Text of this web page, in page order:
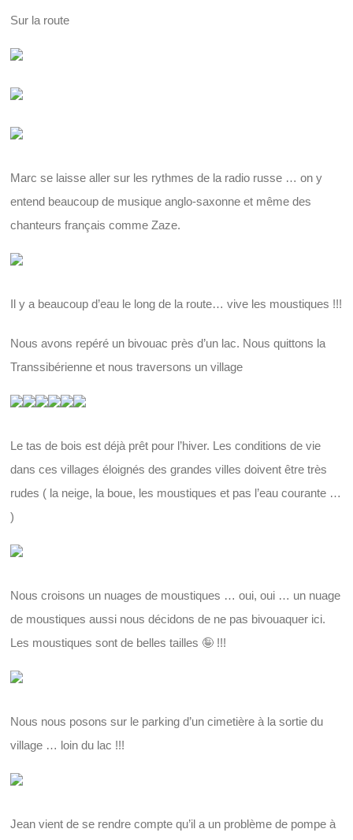
Sur la route
Marc se laisse aller sur les rythmes de la radio russe … on y
entend beaucoup de musique anglo-saxonne et même des
chanteurs français comme Zaze.
Il y a beaucoup d’eau le long de la route… vive les moustiques !!!
Nous avons repéré un bivouac près d’un lac. Nous quittons la
Transsibérienne et nous traversons un village
Le tas de bois est déjà prêt pour l’hiver. Les conditions de vie
dans ces villages éloignés des grandes villes doivent être très
rudes ( la neige, la boue, les moustiques et pas l’eau courante …
)
Nous croisons un nuages de moustiques … oui, oui … un nuage
de moustiques aussi nous décidons de ne pas bivouaquer ici.
Les moustiques sont de belles tailles 🤪 !!!
Nous nous posons sur le parking d’un cimetière à la sortie du
village … loin du lac !!!
Jean vient de se rendre compte qu’il a un problème de pompe à